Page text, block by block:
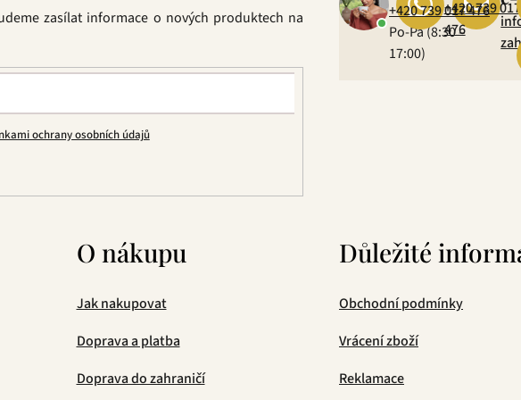
zasílat informace o nových produktech na
ochrany osobních údajů
+420 739 017 476
Po-Pá (8:30 –
17:00)
+420 739 017
476
O nákupu
Jak nakupovat
Doprava a platba
Doprava do zahraničí
Důležité
Obchodní podmínky
Vrácení zboží
Reklamace